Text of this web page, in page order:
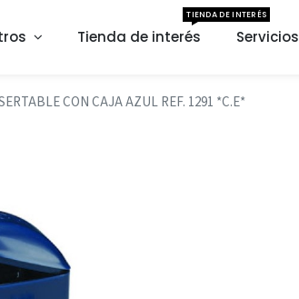
Tienda de interés
TIENDA DE INTERÉS
Servicios
CON CAJA AZUL REF. 1291 *C.E*